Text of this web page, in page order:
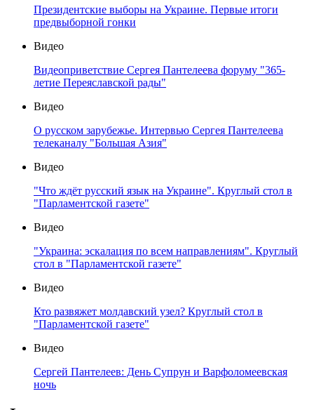
Президентские выборы на Украине. Первые итоги
предвыборной гонки
Видео
Видеоприветствие Сергея Пантелеева форуму "365-
летие Переяславской рады"
Видео
О русском зарубежье. Интервью Сергея Пантелеева
телеканалу "Большая Азия"
Видео
"Что ждёт русский язык на Украине". Круглый стол в
"Парламентской газете"
Видео
"Украина: эскалация по всем направлениям". Круглый
стол в "Парламентской газете"
Видео
Кто развяжет молдавский узел? Круглый стол в
"Парламентской газете"
Видео
Сергей Пантелеев: День Супрун и Варфоломеевская
ночь